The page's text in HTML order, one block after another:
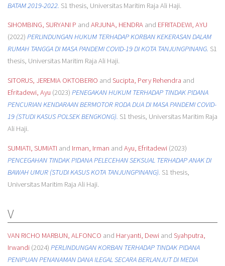
BATAM 2019-2022. S1 thesis, Universitas Maritim Raja Ali Haji.
SIHOMBING, SURYANI P and ARJUNA, HENDRAand EFRITADEWI, AYU
(2022) PERLINDUNGAN HUKUM TERHADAP KORBAN KEKERASAN DALAM
RUMAH TANGGA DI MASA PANDEMI COVID-19 DI KOTA TANJUNGPINANG. S1
thesis, Universitas Maritim Raja Ali Haji.
SITORUS, JEREMIA OKTOBERIO and Sucipta, Pery Rehendra and
Efritadewi, Ayu (2023) PENEGAKAN HUKUM TERHADAP TINDAK PIDANA
PENCURIAN KENDARAAN BERMOTOR RODA DUA DI MASA PANDEMI COVID-
19 (STUDI KASUS POLSEK BENGKONG). S1 thesis, Universitas Maritim Raja
Ali Haji.
SUMIATI, SUMIATI and Irman, Irman and Ayu, Efritadewi(2023)
PENCEGAHAN TINDAK PIDANA PELECEHAN SEKSUAL TERHADAP ANAK DI
BAWAH UMUR (STUDI KASUS KOTA TANJUNGPINANG). S1 thesis,
Universitas Maritim Raja Ali Haji.
V
VAN RICHO MARBUN, ALFONCO and Haryanti, Dewiand Syahputra,
Irwandi(2024) PERLINDUNGAN KORBAN TERHADAP TINDAK PIDANA
PENIPUAN PENANAMAN DANA ILEGAL SECARA BERLANJUT DI MEDIA